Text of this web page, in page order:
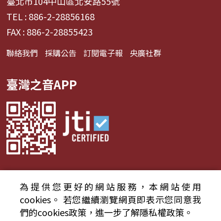
TEL : 886-2-28856168
FAX : 886-2-28855423
聯絡我們 採購公告 訂閱電子報 央廣社群
臺灣之音APP
© 2024財團法人中央廣播電臺 版權所有
資通安全政策聲明
服務條款 隱私權條款
為提供您更好的網站服務，本網站使用
cookies。 若您繼續瀏覽網頁即表示您同意我
們的cookies政策，進一步了解隱私權政策。